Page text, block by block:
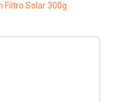
Filtro Solar 300g